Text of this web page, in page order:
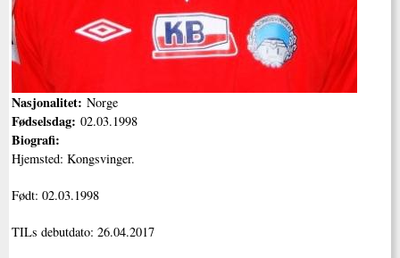
Nasjonalitet: Norge
Fødselsdag: 02.03.1998
Biografi:
Hjemsted: Kongsvinger.
Født: 02.03.1998
TILs debutdato: 26.04.2017